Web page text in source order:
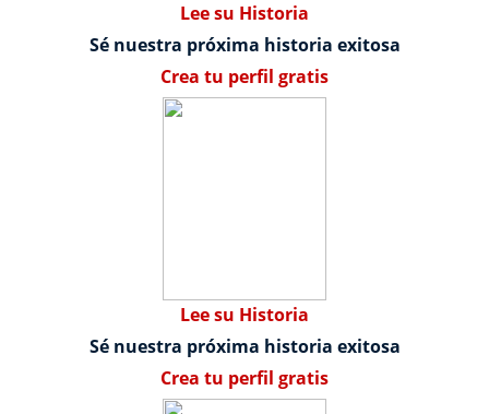
Lee su Historia
Sé nuestra próxima historia exitosa
Crea tu perfil gratis
Lee su Historia
Sé nuestra próxima historia exitosa
Crea tu perfil gratis